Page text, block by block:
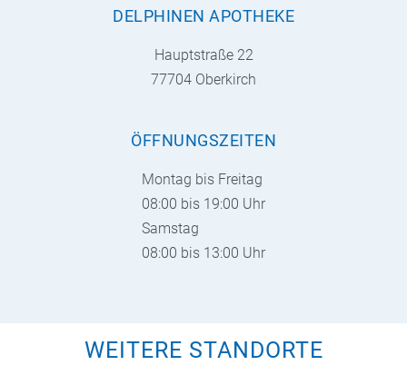
DELPHINEN APOTHEKE
Hauptstraße 22
77704 Oberkirch
ÖFFNUNGSZEITEN
Montag bis Freitag
08:00 bis 19:00 Uhr
Samstag
08:00 bis 13:00 Uhr
WEITERE STANDORTE